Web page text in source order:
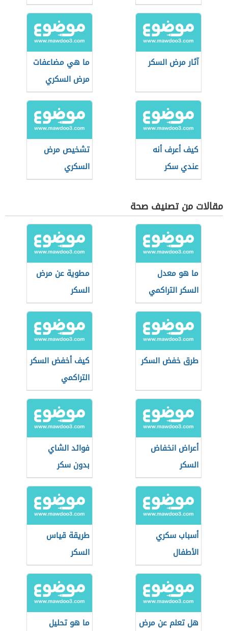
آثار مرض السكر
ما هي مضاعفات
مرض السكري
كيف أعرف أنه
عندي سكر
تشخيص مرض
السكري
مقالات من تصنيف صحة
ما هو معدل
السكر التراكمي
الطبيعي
مطوية عن مرض
السكر
طرق خفض السكر
كيف أخفض السكر
التراكمي
أعراض انخفاض
السكر
فوائد الشاي
بدون سكر
أسباب سكري
الأطفال
طريقة قياس
السكر
هل تعلم عن مرض
ما هو تحليل